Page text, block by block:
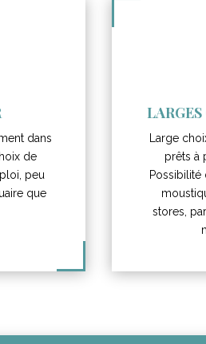
dans
de
peu
que
Large
prêts à
Possibilité
stores,